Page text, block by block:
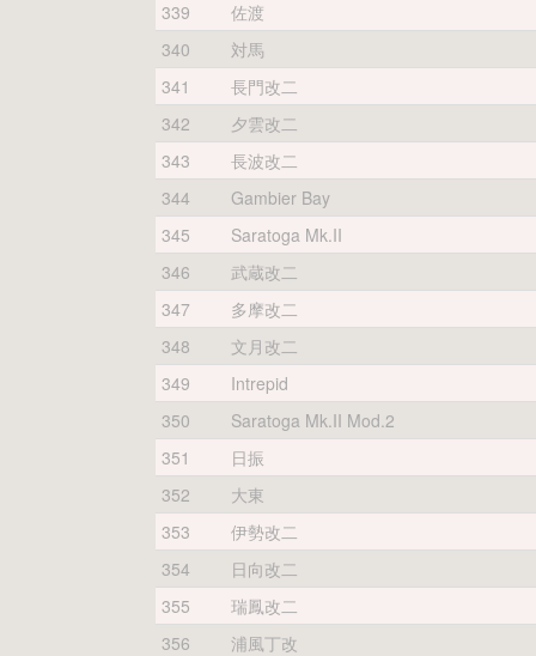
339
佐渡
340
対馬
341
長門改二
342
夕雲改二
343
長波改二
344
Gambier Bay
345
Saratoga Mk.II
346
武蔵改二
347
多摩改二
348
文月改二
349
Intrepid
350
Saratoga Mk.II Mod.2
351
日振
352
大東
353
伊勢改二
354
日向改二
355
瑞鳳改二
356
浦風丁改